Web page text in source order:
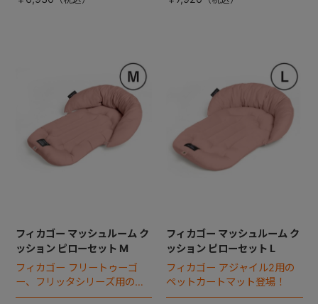
フィカゴー マッシュルーム ク
ッション ピローセット M
フィカゴー フリートゥーゴ
ー、フリッタシリーズ用のペ
ットカートマット登場！
フィカゴー マッシュルーム ク
ッション ピローセット L
フィカゴー アジャイル2用の
ペットカートマット登場！